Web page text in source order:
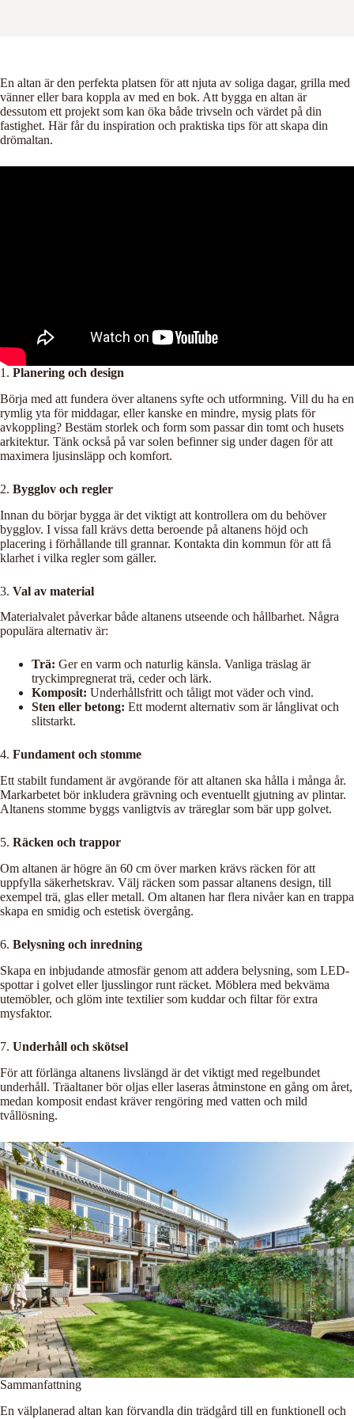
En altan är den perfekta platsen för att njuta av soliga dagar, grilla med
vänner eller bara koppla av med en bok. Att bygga en altan är
dessutom ett projekt som kan öka både trivseln och värdet på din
fastighet. Här får du inspiration och praktiska tips för att skapa din
drömaltan.
1. Planering och design
Börja med att fundera över altanens syfte och utformning. Vill du ha en
rymlig yta för middagar, eller kanske en mindre, mysig plats för
avkoppling? Bestäm storlek och form som passar din tomt och husets
arkitektur. Tänk också på var solen befinner sig under dagen för att
maximera ljusinsläpp och komfort.
2. Bygglov och regler
Innan du börjar bygga är det viktigt att kontrollera om du behöver
bygglov. I vissa fall krävs detta beroende på altanens höjd och
placering i förhållande till grannar. Kontakta din kommun för att få
klarhet i vilka regler som gäller.
3. Val av material
Materialvalet påverkar både altanens utseende och hållbarhet. Några
populära alternativ är:
Trä: Ger en varm och naturlig känsla. Vanliga träslag är
tryckimpregnerat trä, ceder och lärk.
Komposit: Underhållsfritt och tåligt mot väder och vind.
Sten eller betong: Ett modernt alternativ som är långlivat och
slitstarkt.
4. Fundament och stomme
Ett stabilt fundament är avgörande för att altanen ska hålla i många år.
Markarbetet bör inkludera grävning och eventuellt gjutning av plintar.
Altanens stomme byggs vanligtvis av träreglar som bär upp golvet.
5. Räcken och trappor
Om altanen är högre än 60 cm över marken krävs räcken för att
uppfylla säkerhetskrav. Välj räcken som passar altanens design, till
exempel trä, glas eller metall. Om altanen har flera nivåer kan en trappa
skapa en smidig och estetisk övergång.
6. Belysning och inredning
Skapa en inbjudande atmosfär genom att addera belysning, som LED-
spottar i golvet eller ljusslingor runt räcket. Möblera med bekväma
utemöbler, och glöm inte textilier som kuddar och filtar för extra
mysfaktor.
7. Underhåll och skötsel
För att förlänga altanens livslängd är det viktigt med regelbundet
underhåll. Träaltaner bör oljas eller laseras åtminstone en gång om året,
medan komposit endast kräver rengöring med vatten och mild
tvållösning.
Sammanfattning
En välplanerad altan kan förvandla din trädgård till en funktionell och